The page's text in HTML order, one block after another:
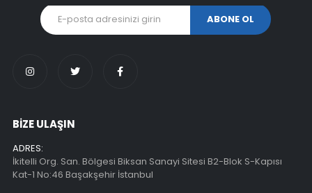
BİZE ULAŞIN
ADRES:
İkitelli Org. San. Bölgesi Biksan Sanayi Sitesi B2-Blok S-Kapısı
Kat-1 No:46 Başakşehir İstanbul